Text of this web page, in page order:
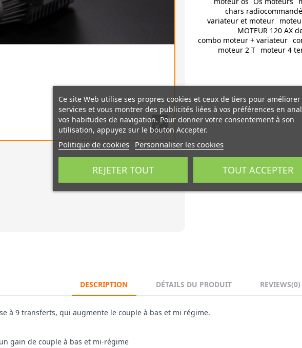
chars
variateur et moteur
MOTEUR 120 AX
combo moteur + variateur
moteur 2 T moteur 4
DESCRIPTION DÉTAILS DU PRODUIT REVIEWS(0)
à 9 transferts, qui augmente le couple à bas et mi régime.
gain de couple à bas et mi-régime
Ce site Web utilise ses propres cookies et ceux de tiers pour améliorer
services et vous montrer des publicités liées à vos préférences en
vos habitudes de navigation. Pour donner votre consentement à son
utilisation, appuyez sur le bouton Accepter.
Politique de cookies Personnaliser les cookies
REJETER TOUT TOUT ACCEPTER